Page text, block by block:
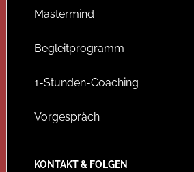
Mastermind
Begleitprogramm
1-Stunden-Coaching
Vorgespräch
KONTAKT & FOLGEN